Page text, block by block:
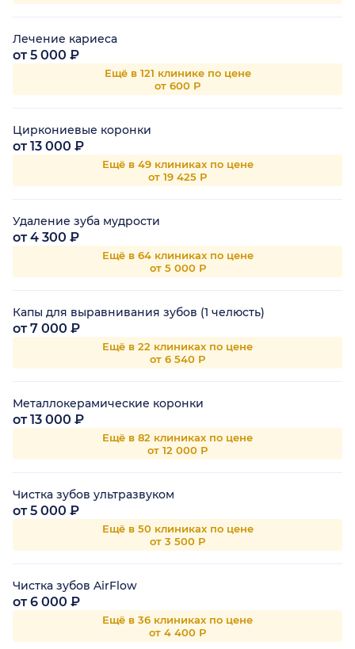
Лечение кариеса
от 5 000 ₽
Ещё в 121 клинике по цене
от 600 Р
Циркониевые коронки
от 13 000 ₽
Ещё в 49 клиниках по цене
от 19 425 Р
Удаление зуба мудрости
от 4 300 ₽
Ещё в 64 клиниках по цене
от 5 000 Р
Капы для выравнивания зубов (1 челюсть)
от 7 000 ₽
Ещё в 22 клиниках по цене
от 6 540 Р
Металлокерамические коронки
от 13 000 ₽
Ещё в 82 клиниках по цене
от 12 000 Р
Чистка зубов ультразвуком
от 5 000 ₽
Ещё в 50 клиниках по цене
от 3 500 Р
Чистка зубов AirFlow
от 6 000 ₽
Ещё в 36 клиниках по цене
от 4 400 Р